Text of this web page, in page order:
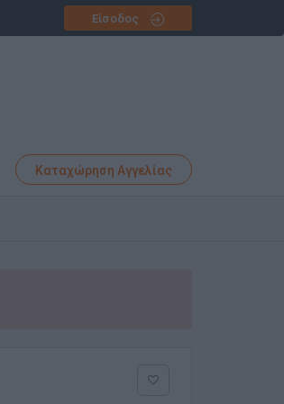
Είσοδος
Καταχώρηση Αγγελίας